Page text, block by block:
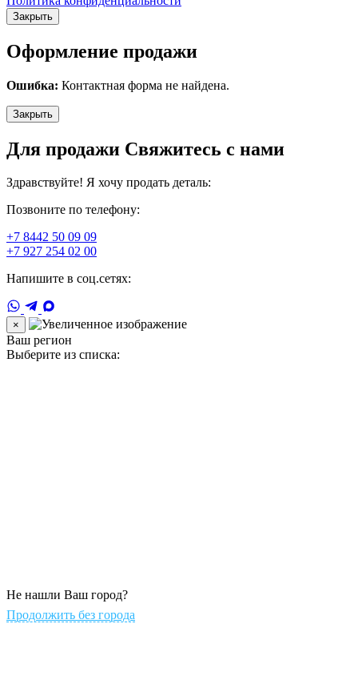
Закрыть
Оформление продажи
Ошибка: Контактная форма не найдена.
Закрыть
Для продажи Свяжитесь с нами
Здравствуйте! Я хочу продать деталь:
Позвоните по телефону:
+7 8442 50 09 09
+7 927 254 02 00
Напишите в соц.сетях:
×
Ваш регион
Выберите из списка:
Не нашли Ваш город?
Продолжить без города